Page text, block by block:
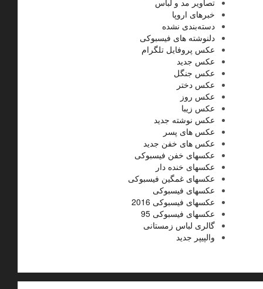
خبرهای اروپا
دسته‌بندی نشده
دلنوشته های فیسبوکی
عکس پروفایل تلگرام
عکس جدید
عکس جنگل
عکس دختر
عکس روز
عکس زیبا
عکس نوشته جدید
عکس های پسر
عکس های خفن جدید
عکسهای خفن فیسبوکی
عکسهای خنده دار
عکسهای غمگین فیسبوکی
عکسهای فیسبوکی
عکسهای فیسبوکی 2016
عکسهای فیسبوکی 95
گالری لباس زمستانی
والپیپر جدید